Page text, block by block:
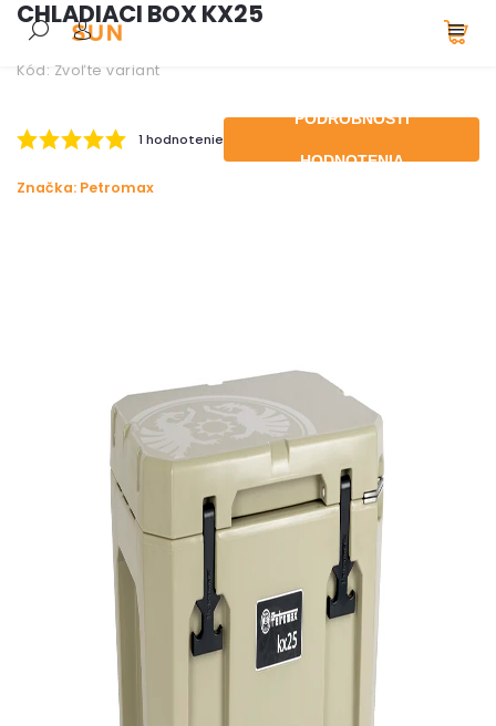
CHLADIACI BOX KX25
Kód: Zvoľte variant
1 hodnotenie
PODROBNOSTI
HODNOTENIA
Značka: Petromax